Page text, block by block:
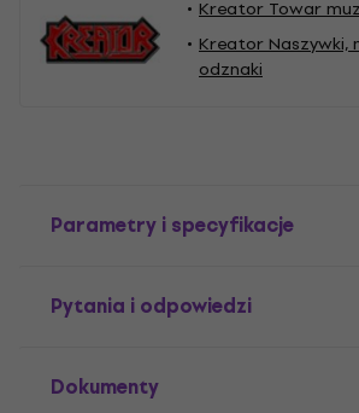
Kreator Towar
Kreator Naszywki,
odznaki
Parametry i specyfikacje
Pytania i odpowiedzi
Dokumenty